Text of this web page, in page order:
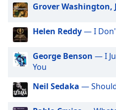
Picture-
in-
Fullscreen
This
window.
Grover Washington,
Helen Reddy— I
George Benson — I
You
Neil Sedaka —